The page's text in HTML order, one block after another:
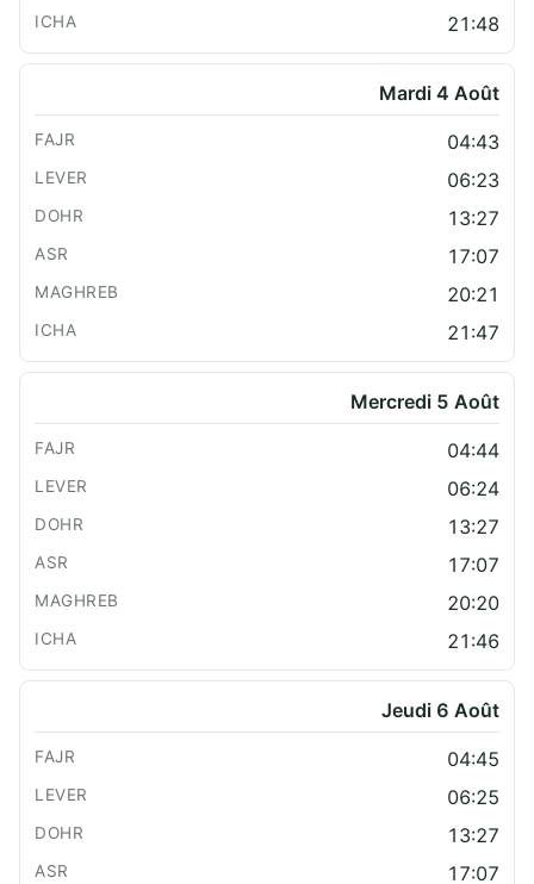
21:48
Mardi 4 Août
04:43
06:23
13:27
17:07
20:21
21:47
Mercredi 5 Août
04:44
06:24
13:27
17:07
20:20
21:46
Jeudi 6 Août
04:45
06:25
13:27
17:07